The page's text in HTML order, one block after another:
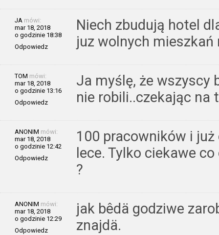
JA mówi:
mar 18, 2018
o godzinie 18:38
Odpowiedz
Niech zbudują hotel
juz wolnych mieszkań
TOM mówi:
mar 18, 2018
o godzinie 13:16
Odpowiedz
Ja myślę, że wszyscy
nie robili..czekając na
ANONIM mówi:
mar 18, 2018
o godzinie 12:42
Odpowiedz
100 pracowników i
lece. Tylko ciekawe
?
ANONIM mówi:
mar 18, 2018
o godzinie 12:29
Odpowiedz
jak bêdä godziwe
znajdä.